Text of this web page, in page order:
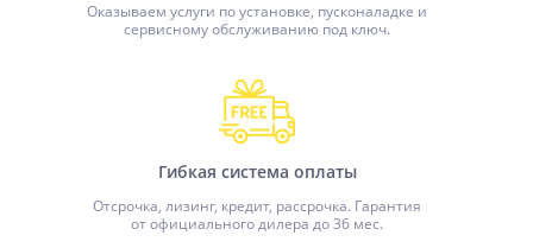
Оказываем услуги по установке, пусконаладке и
сервисному обслуживанию под ключ.
Гибкая система оплаты
Отсрочка, лизинг, кредит, рассрочка. Гарантия
от официального дилера до 36 мес.